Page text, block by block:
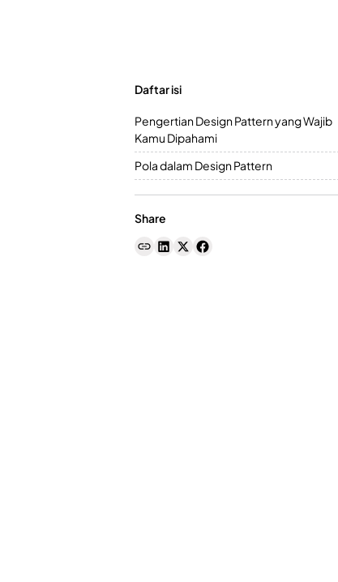
Daftar isi
Pengertian Design Pattern yang Wajib
Kamu Dipahami
Pola dalam Design Pattern
Share